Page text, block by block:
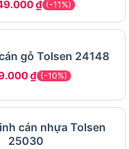
cho người làm DIY
thủ công.
cố định chi tiết
₫ (-11%)
gỗ Tolsen 24148
₫ (-10%)
cán nhựa Tolsen
25030